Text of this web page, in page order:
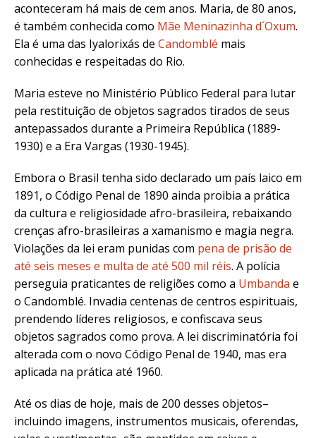
aconteceram há mais de cem anos. Maria, de 80 anos,
é também conhecida como Mãe Meninazinha d´Oxum.
Ela é uma das Iyalorixás de Candomblé mais
conhecidas e respeitadas do Rio.
Maria esteve no Ministério Público Federal para lutar
pela restituição de objetos sagrados tirados de seus
antepassados durante a Primeira República (1889-
1930) e a Era Vargas (1930-1945).
Embora o Brasil tenha sido declarado um país laico em
1891, o Código Penal de 1890 ainda proibia a prática
da cultura e religiosidade afro-brasileira, rebaixando
crenças afro-brasileiras a xamanismo e magia negra.
Violações da lei eram punidas com pena de prisão de
até seis meses e multa de até 500 mil réis. A polícia
perseguia praticantes de religiões como a Umbanda e
o Candomblé. Invadia centenas de centros espirituais,
prendendo líderes religiosos, e confiscava seus
objetos sagrados como prova. A lei discriminatória foi
alterada com o novo Código Penal de 1940, mas era
aplicada na prática até 1960.
Até os dias de hoje, mais de 200 desses objetos–
incluindo imagens, instrumentos musicais, oferendas,